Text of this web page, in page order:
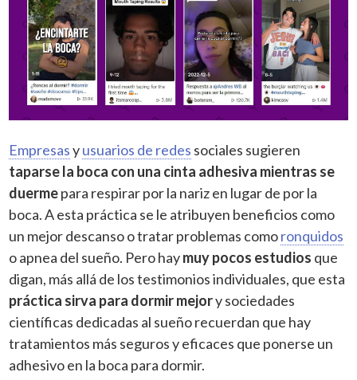
Empresasyusuarios de redes sociales sugieren
taparse la boca con una cinta adhesiva mientras se
duermepara respirar por la nariz en lugar de por la
boca. A esta práctica se le atribuyen beneficios como
un mejor descanso o tratar problemas comoronquidos
o apnea del sueño. Pero haymuy pocos estudios que
digan, más allá de los testimonios individuales, que esta
práctica sirva para dormir mejory sociedades
científicas dedicadas al sueño recuerdan que hay
tratamientos más seguros y eficaces que ponerse un
adhesivo en la boca para dormir.